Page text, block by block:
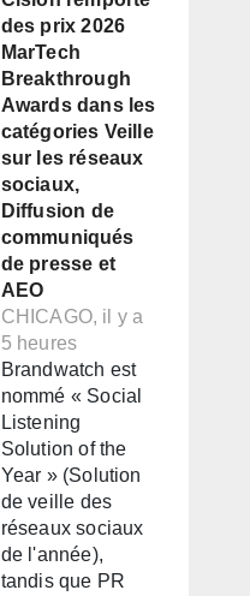
des prix 2026
MarTech
Breakthrough
Awards dans les
catégories Veille
sur les réseaux
sociaux,
Diffusion de
communiqués
de presse et
AEO
CHICAGO, il y a
5 heures
Brandwatch est
nommé « Social
Listening
Solution of the
Year » (Solution
de veille des
réseaux sociaux
de l'année),
tandis que PR